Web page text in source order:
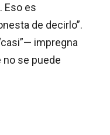
Eso es
de decirlo”.
impregna
no se puede